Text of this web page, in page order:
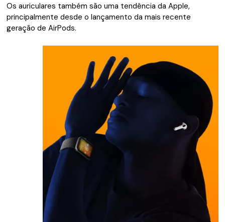
Os auriculares também são uma tendência da Apple,
principalmente desde o lançamento da mais recente
geração de AirPods.